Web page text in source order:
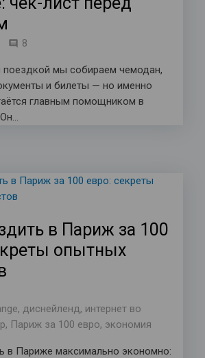
8комментариев
мы собираем чемодан,
и билеты — но именно
главным помощником в
в Париж за 100
опытных
, диснейленд, интернет во
, Париж за 100 евро, экономия
в Париже максимально экономно: